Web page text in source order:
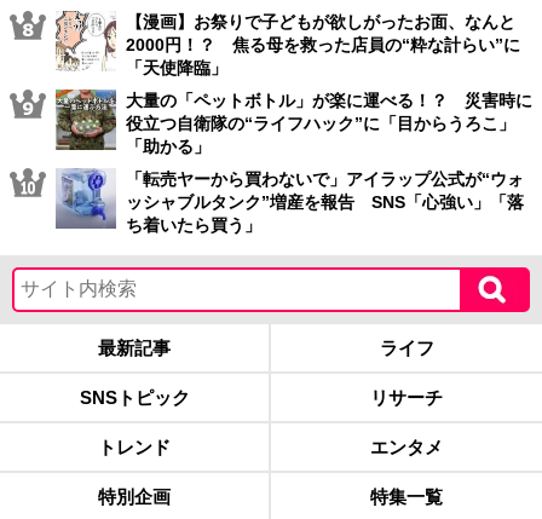
【漫画】お祭りで子どもが欲しがったお面、なんと
2000円！？ 焦る母を救った店員の“粋な計らい”に
「天使降臨」
大量の「ペットボトル」が楽に運べる！？ 災害時に
役立つ自衛隊の“ライフハック”に「目からうろこ」
「助かる」
「転売ヤーから買わないで」アイラップ公式が“ウォ
ッシャブルタンク”増産を報告 SNS「心強い」「落
ち着いたら買う」
最新記事 ライフ
SNSトピック リサーチ
トレンド エンタメ
特別企画 特集一覧